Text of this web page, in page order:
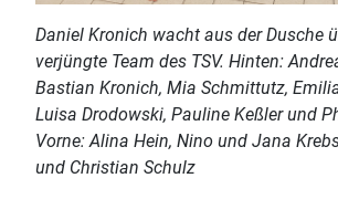
Daniel Kronich wacht aus der Dusche
verjüngte Team des TSV. Hinten:
Bastian Kronich, Mia Schmittutz,
Luisa Drodowski, Pauline Keßler und
Vorne: Alina Hein, Nino und Jana
und Christian Schulz